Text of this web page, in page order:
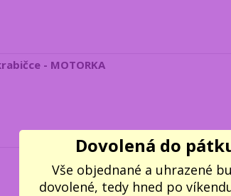
- MOTORKA
Dovolená do
Vše objednané a uhrazené
dovolené, tedy hned po